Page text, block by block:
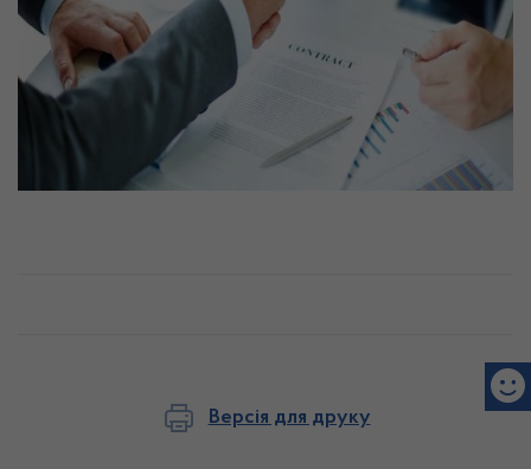
Версія для друку